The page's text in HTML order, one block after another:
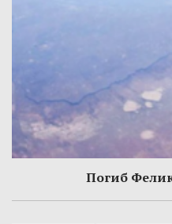
Погиб